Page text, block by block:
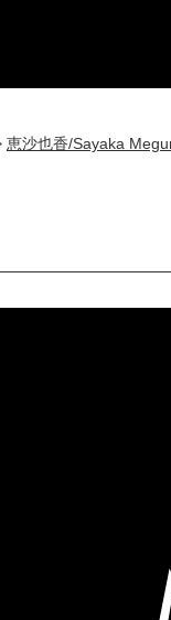
恵沙也香/Sayaka